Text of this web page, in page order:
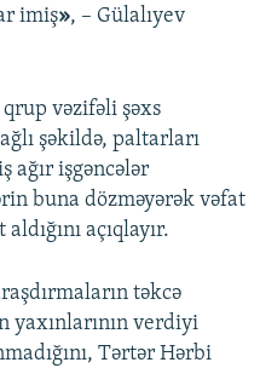
imiş», – Gülalıyev
vəzifəli şəxs
şəkildə, paltarları
ağır işgəncələr
buna dözməyərək vəfat
açıqlayır.
təkcə
yaxınlarının verdiyi
Tərtər Hərbi